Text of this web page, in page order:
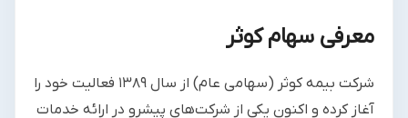
معرفی سهام کوثر
شرکت بیمه کوثر (سهامی عام) از سال ۱۳۸۹ فعالیت خود را
آغاز کرده و اکنون یکی از شرکت‌های پیشرو در ارائه خدمات